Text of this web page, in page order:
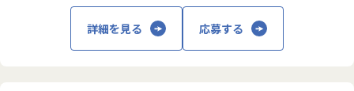
市場開拓をすすめながら、プロダクトさらなる価値向上に取
り組んでいます。
新しい技術領域へのチャレンジや、新しいプロダクトの立ち
https://note.com/hacobell/n/n77ab6e3a81fe
KINTO ONE 中古車 バックエンドシステムの運用保守、新規
設計、開発、運用管理を行い、トヨタグルー
プのモビリティサービスのグローバル展開を
技術面で支援しています。
詳細を見る 応募する